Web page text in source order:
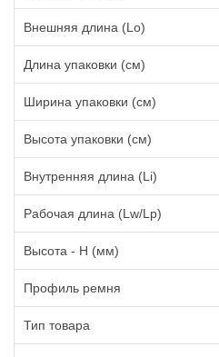
Внешняя длина (Lo)
Длина упаковки (см)
Ширина упаковки (см)
Высота упаковки (см)
Внутренняя длина (Li)
Рабочая длина (Lw/Lp)
Высота - H (мм)
Профиль ремня
Тип товара